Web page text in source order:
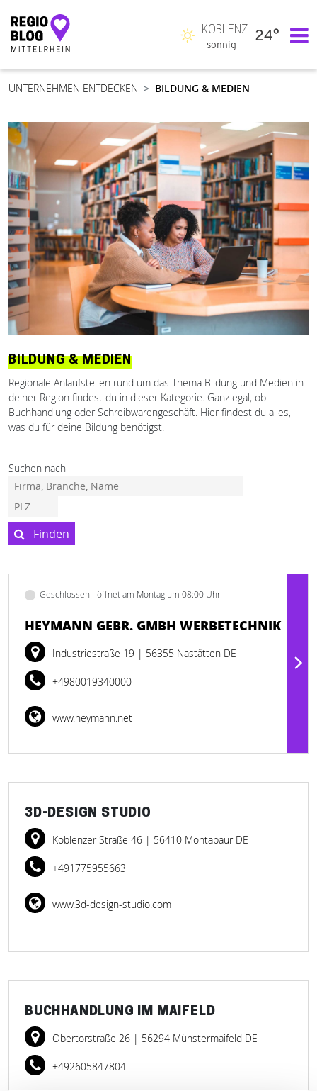
Hauptnavigation
KOBLENZ
sonnig
24°
UNTERNEHMEN ENTDECKEN BILDUNG & MEDIEN
BILDUNG & MEDIEN
Regionale Anlaufstellen rund um das Thema Bildung und Medien in
deiner Region findest du in dieser Kategorie. Ganz egal, ob
Buchhandlung oder Schreibwarengeschäft. Hier findest du alles,
was du für deine Bildung benötigst.
Suchen nach
Finden
Geschlossen - öffnet am Montag um 08:00 Uhr
HEYMANN GEBR. GMBH WERBETECHNIK
Industriestraße 19 | 56355 Nastätten DE
+4980019340000
www.heymann.net
3D-DESIGN STUDIO
Koblenzer Straße 46 | 56410 Montabaur DE
+491775955663
www.3d-design-studio.com
BUCHHANDLUNG IM MAIFELD
Obertorstraße 26 | 56294 Münstermaifeld DE
+492605847804